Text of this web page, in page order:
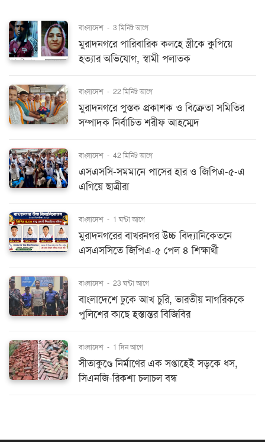
বাংলাদেশ - 3 মিনিট আগে
মুরাদনগরে পারিবারিক কলহে স্ত্রীকে কুপিয়ে
হত্যার অভিযোগ, স্বামী পলাতক
বাংলাদেশ - 22 মিনিট আগে
মুরাদনগরে পুস্তক প্রকাশক ও বিক্রেতা সমিতির
সম্পাদক নির্বাচিত শরীফ আহম্মেদ
বাংলাদেশ - 42 মিনিট আগে
এসএসসি-সমমানে পাসের হার ও জিপিএ-৫-এ
এগিয়ে ছাত্রীরা
বাংলাদেশ - 1 ঘন্টা আগে
মুরাদনগরের বাখরনগর উচ্চ বিদ্যানিকেতনে
এসএসসিতে জিপিএ-৫ পেল ৪ শিক্ষার্থী
বাংলাদেশ - 23 ঘন্টা আগে
বাংলাদেশে ঢুকে আখ চুরি, ভারতীয় নাগরিককে
পুলিশের কাছে হস্তান্তর বিজিবির
বাংলাদেশ - 1 দিন আগে
সীতাকুণ্ডে নির্মাণের এক সপ্তাহেই সড়কে ধস,
সিএনজি-রিকশা চলাচল বন্ধ